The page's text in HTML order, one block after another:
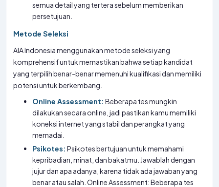
semua detail yang tertera sebelum memberikan
persetujuan.
Metode Seleksi
AIA Indonesia menggunakan metode seleksi yang
komprehensif untuk memastikan bahwa setiap kandidat
yang terpilih benar-benar memenuhi kualifikasi dan memiliki
potensi untuk berkembang.
Online Assessment: Beberapa tes mungkin
dilakukan secara online, jadi pastikan kamu memiliki
koneksi internet yang stabil dan perangkat yang
memadai.
Psikotes: Psikotes bertujuan untuk memahami
kepribadian, minat, dan bakatmu. Jawablah dengan
jujur dan apa adanya, karena tidak ada jawaban yang
benar atau salah. Online Assessment: Beberapa tes